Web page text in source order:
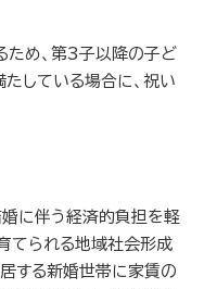
ため、第3子以降の子ど
している場合に、祝い
に伴う経済的負担を軽
てられる地域社会形成
する新婚世帯に家賃の